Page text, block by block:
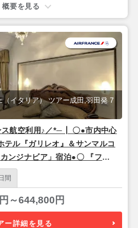
概要を見る
ス航空利用♪／*─┃ 〇●市内中心
テル『ガリレオ』＆サンマルコ
ンジナビア」宿泊●〇 『フィ
7日間【羽田または成田午前
】
イタリア） ツアー成田,羽田発 7
間
～644,800円
ー詳細を見る